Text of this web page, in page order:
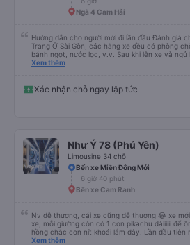
buýt dừng dọc đường, đó là một nơi rất
tôi thấy ở các công ty khác trên các tuyến
Ngã 4 Cam Hải
Hướng dẫn cho người mới đi lần đầu Đánh giá
Trang Ở Sài Gòn, các hãng xe đều có phòng
bánh ngọt, nước lọc, v.v. Sau khi lên xe và ngủ
Nha Trang. Ở Nha Trang, các hãng xe có dịch
(nên dùng Google Translate và đưa cho họ
đón. Bạn không nên tin những người mặc áo
Nói về chất lượng xe thì tuyệt vời, xe được làm
Google Dịch để giao tiếp với họ. Hy vọng bài
bạn khi đi
Xem thêm
Xác nhận chỗ ngay lập tức
Như Ý 78 (Phú Yên)
Limousine 34 chỗ
Bến xe Miền Đông Mới
6 giờ 40 phút
Bến xe Cam Ranh
Nv dễ thương, cái xe cũng dễ thương 😂 xe
xe, mỗi giường còn có 1 con pikachu dàiiiiii để
hồng chắc con nít khoái lắm đây. Lần đầu tiên
cả bàn chải đánh răng. Có 2 ông bà cụ lên xe
Xem thêm